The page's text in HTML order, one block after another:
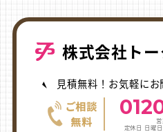
株式会社ト
見積無料！お気軽に
定休日 日曜